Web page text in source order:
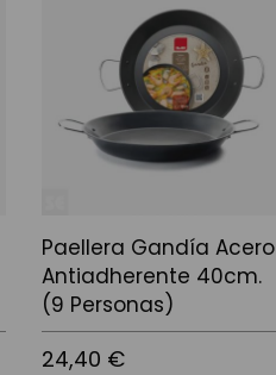
Paellera Gandía Acero
Antiadherente 40cm.
(9 Personas)
24,40 €